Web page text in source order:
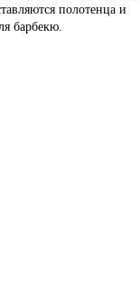
полотенца и
барбекю.